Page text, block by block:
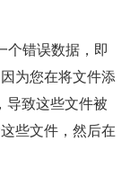
个错误数据，即
为您在将文件添
导致这些文件被
些文件，然后在